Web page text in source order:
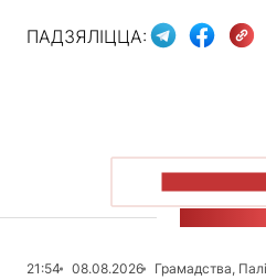
ПАДЗЯЛІЦЦА:
21:54 08.08.2026 Грамадства,